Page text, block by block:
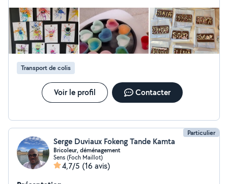
Transport de colis
Voir le profil Contacter
Particulier
Serge Duviaux Fokeng Tande Kamta
Bricoleur, déménagement
Sens (Foch Maillot)
4,7/5 (16 avis)